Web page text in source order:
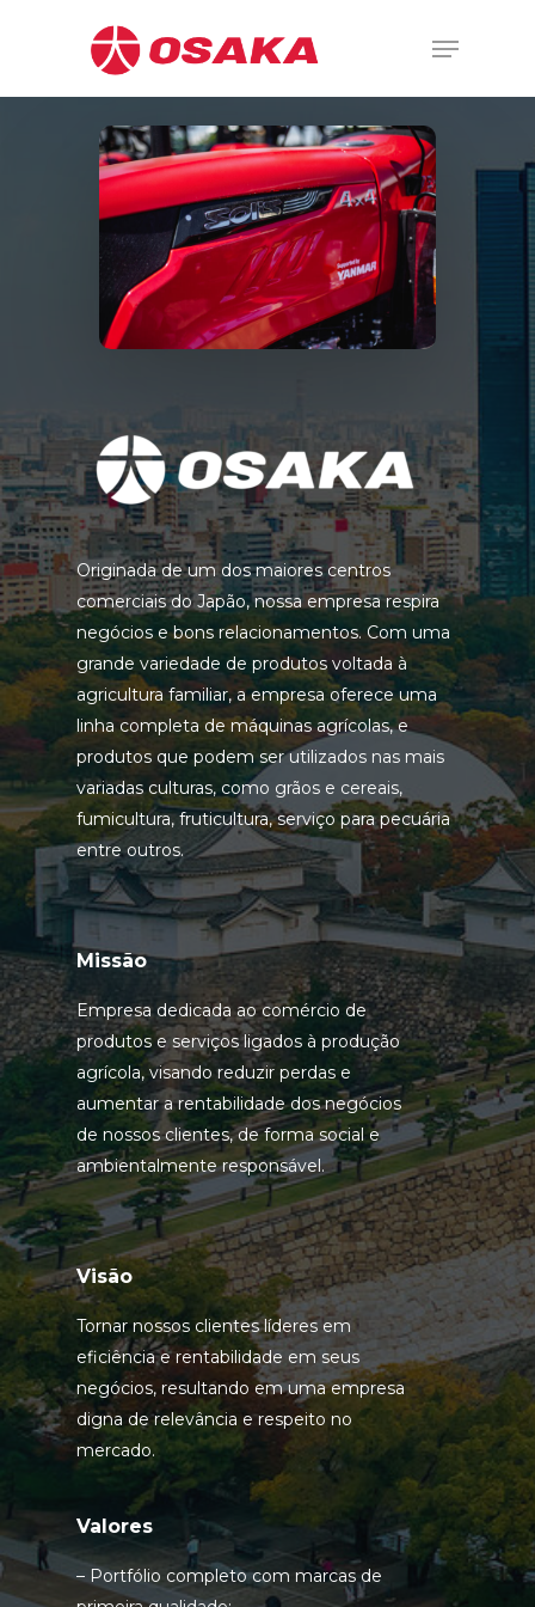
Hit enter to search or ESC to close
Originada de um dos maiores centros
comerciais do Japão, nossa empresa respira
negócios e bons relacionamentos. Com uma
grande variedade de produtos voltada à
agricultura familiar, a empresa oferece uma
linha completa de máquinas agrícolas, e
produtos que podem ser utilizados nas mais
variadas culturas, como grãos e cereais,
fumicultura, fruticultura, serviço para pecuária
entre outros.
Missão
Empresa dedicada ao comércio de
produtos e serviços ligados à produção
agrícola, visando reduzir perdas e
aumentar a rentabilidade dos negócios
de nossos clientes, de forma social e
ambientalmente responsável.
Visão
Tornar nossos clientes líderes em
eficiência e rentabilidade em seus
negócios, resultando em uma empresa
digna de relevância e respeito no
mercado.
Valores
– Portfólio completo com marcas de
HOME
SOBRE
TRATORES
NOTÍCIAS
CONTATO
VENDA
USADO